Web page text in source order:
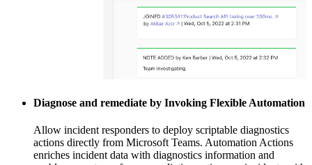
Diagnose and remediate by Invoking Flexible Automation
Allow incident responders to deploy scriptable diagnostics
actions directly from Microsoft Teams. Automation Actions
enriches incident data with diagnostics information and